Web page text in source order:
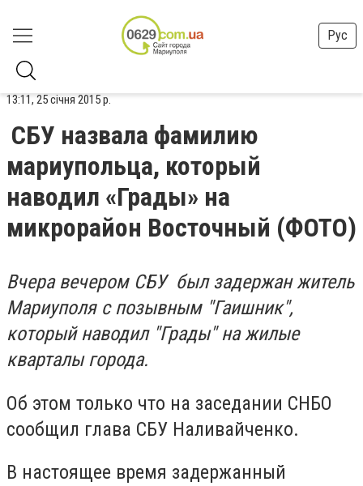
Рус
13:11, 25 січня 2015 р.
СБУ назвала фамилию
мариупольца, который
наводил «Грады» на
микрорайон Восточный (ФОТО)
Вчера вечером СБУ был задержан житель
Мариуполя с позывным "Гаишник",
который наводил "Грады" на жилые
кварталы города.
Об этом только что на заседании СНБО
сообщил глава СБУ Наливайченко.
В настоящее время задержанный